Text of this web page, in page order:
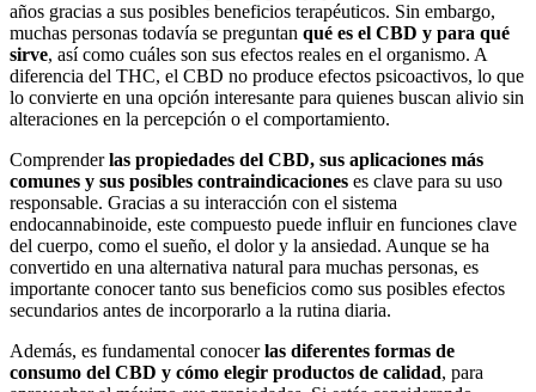
años gracias a sus posibles beneficios terapéuticos. Sin embargo,
muchas personas todavía se preguntan qué es el CBD y para qué
sirve, así como cuáles son sus efectos reales en el organismo. A
diferencia del THC, el CBD no produce efectos psicoactivos, lo que
lo convierte en una opción interesante para quienes buscan alivio sin
alteraciones en la percepción o el comportamiento.
Comprenderlas propiedades del CBD, sus aplicaciones más
comunes y sus posibles contraindicaciones es clave para su uso
responsable. Gracias a su interacción con el sistema
endocannabinoide, este compuesto puede influir en funciones clave
del cuerpo, como el sueño, el dolor y la ansiedad. Aunque se ha
convertido en una alternativa natural para muchas personas, es
importante conocer tanto sus beneficios como sus posibles efectos
secundarios antes de incorporarlo a la rutina diaria.
Además, es fundamental conocerlas diferentes formas de
consumo del CBD y cómo elegir productos de calidad, para